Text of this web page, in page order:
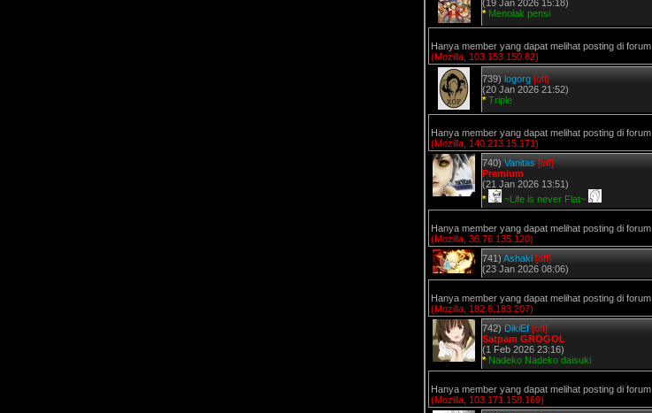
(19 Jan 2026 15:18)
* Menolak pensi
Hanya member yang dapat melihat posting di forum
(Mozilla, 103.153.150.82)
739) logorg [off]
(20 Jan 2026 21:52)
* Triple
Hanya member yang dapat melihat posting di forum
(Mozilla, 140.213.15.171)
740) Vanitas [off]
Premium
(21 Jan 2026 13:51)
*
~Life is never Flat~
Hanya member yang dapat melihat posting di forum
(Mozilla, 36.76.135.120)
741) Ashaki [off]
(23 Jan 2026 08:06)
Hanya member yang dapat melihat posting di forum
(Mozilla, 182.8.183.207)
742) DikiEf [off]
Satpam GROGOL
(1 Feb 2026 23:16)
* Nadeko Nadeko daisuki
Hanya member yang dapat melihat posting di forum
(Mozilla, 103.171.158.169)